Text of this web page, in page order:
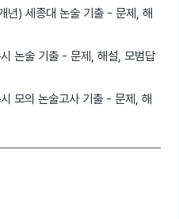
) 세종대 논술 기출 - 문제, 해
논술 기출 - 문제, 해설, 모범답
모의 논술고사 기출 - 문제, 해